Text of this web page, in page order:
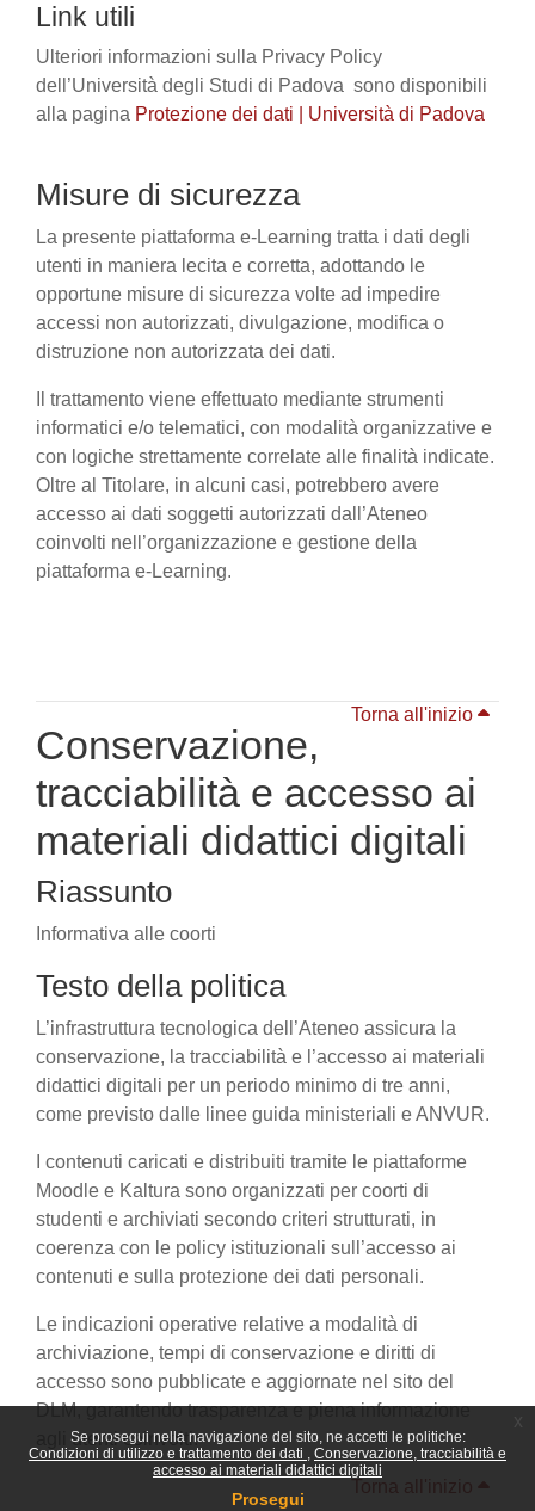
Se prosegui nella navigazione del sito, ne accetti le politiche:
Condizioni di utilizzo e trattamento dei dati
Conservazione, tracciabilità e
accesso ai materiali didattici digitali
Prosegui
Link utili
Ulteriori informazioni sulla Privacy Policy
dell’Università degli Studi di Padova sono disponibili
alla pagina Protezione dei dati | Università di Padova
Misure di sicurezza
La presente piattaforma e-Learning tratta i dati degli
utenti in maniera lecita e corretta, adottando le
opportune misure di sicurezza volte ad impedire
accessi non autorizzati, divulgazione, modifica o
distruzione non autorizzata dei dati.
Il trattamento viene effettuato mediante strumenti
informatici e/o telematici, con modalità organizzative e
con logiche strettamente correlate alle finalità indicate.
Oltre al Titolare, in alcuni casi, potrebbero avere
accesso ai dati soggetti autorizzati dall’Ateneo
coinvolti nell’organizzazione e gestione della
piattaforma e-Learning.
Torna all'inizio
Conservazione,
tracciabilità e accesso ai
materiali didattici digitali
Riassunto
Informativa alle coorti
Testo della politica
L’infrastruttura tecnologica dell’Ateneo assicura la
conservazione, la tracciabilità e l’accesso ai materiali
didattici digitali per un periodo minimo di tre anni,
come previsto dalle linee guida ministeriali e ANVUR.
I contenuti caricati e distribuiti tramite le piattaforme
Moodle e Kaltura sono organizzati per coorti di
studenti e archiviati secondo criteri strutturati, in
coerenza con le policy istituzionali sull’accesso ai
contenuti e sulla protezione dei dati personali.
Le indicazioni operative relative a modalità di
archiviazione, tempi di conservazione e diritti di
accesso sono pubblicate e aggiornate nel sito del
DLM, garantendo trasparenza e piena informazione
agli utenti coinvolti.